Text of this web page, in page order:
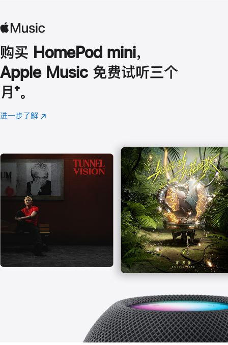
购买 HomePod mini，
Apple Music 免费试听三个
月 脚
注
⁺。
进一步了解 Apple
(在
口
中
打
开)